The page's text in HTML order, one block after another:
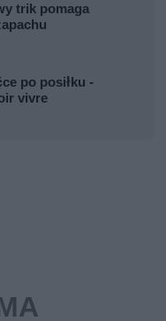
trik pomaga
po posiłku -
vivre